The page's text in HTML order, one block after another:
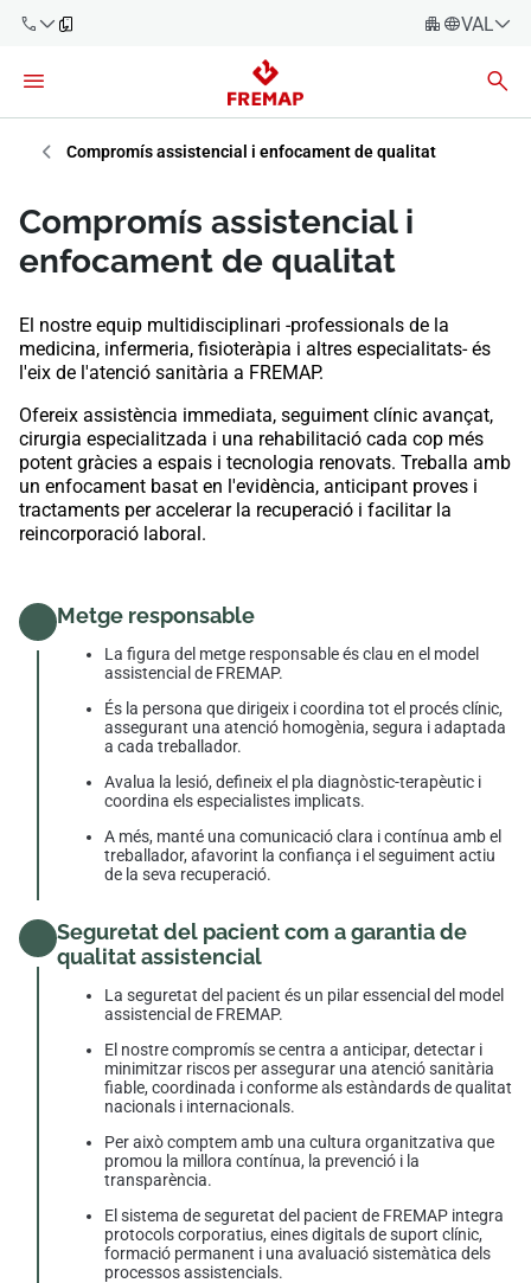
900 61 00
61
+34 91
919 61 61
900 61 00
Empreses
Treballadors
Autònoms
Proveïdors
Compromís assistencial i enfocament de qualitat
Compromís assistencial i
enfocament de qualitat
El nostre equip multidisciplinari -professionals de la
medicina, infermeria, fisioteràpia i altres especialitats- és
l'eix de l'atenció sanitària a FREMAP.
Ofereix assistència immediata, seguiment clínic avançat,
cirurgia especialitzada i una rehabilitació cada cop més
potent gràcies a espais i tecnologia renovats. Treballa amb
un enfocament basat en l'evidència, anticipant proves i
tractaments per accelerar la recuperació i facilitar la
reincorporació laboral.
Metge responsable
La figura del metge responsable és clau en el model
assistencial de FREMAP.
És la persona que dirigeix ​​i coordina tot el procés clínic,
assegurant una atenció homogènia, segura i adaptada
a cada treballador.
Avalua la lesió, defineix el pla diagnòstic-terapèutic i
coordina els especialistes implicats.
A més, manté una comunicació clara i contínua amb el
treballador, afavorint la confiança i el seguiment actiu
de la seva recuperació.
Seguretat del pacient com a garantia de
qualitat assistencial
La seguretat del pacient és un pilar essencial del model
assistencial de FREMAP.
El nostre compromís se centra a anticipar, detectar i
minimitzar riscos per assegurar una atenció sanitària
fiable, coordinada i conforme als estàndards de qualitat
nacionals i internacionals.
Per això comptem amb una cultura organitzativa que
promou la millora contínua, la prevenció i la
transparència.
El sistema de seguretat del pacient de FREMAP integra
protocols corporatius, eines digitals de suport clínic,
formació permanent i una avaluació sistemàtica dels
processos assistencials.